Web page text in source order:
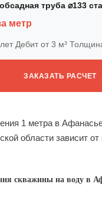
труба ⌀133
метр
Дебит от 3 м³
ЗАКАЗАТЬ РАСЧЕТ
1 метра в
области зависит от
скважины на воду в